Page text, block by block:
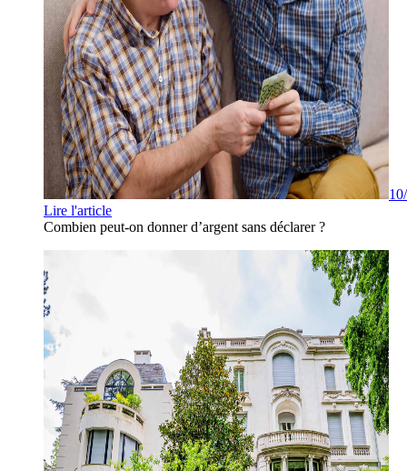
Lire l'article
Combien peut-on donner d’argent sans déclarer ?